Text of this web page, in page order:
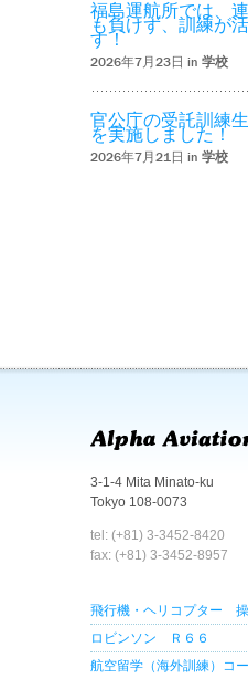
福島運航所では、
も負けず、訓練が
す！
2026年7月23日 in 学校
官公庁の受託訓練
を実施しました！
2026年7月21日 in 学校
3-1-4 Mita Minato-ku
Tokyo 108-0073
tel: (+81) 3-3452-8420
fax: (+81) 3-3452-8957
飛行機・ヘリコプター
ロビンソン Ｒ６６
航空留学（海外訓練）コ